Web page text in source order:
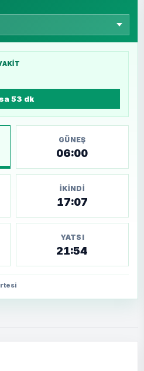
53 dk
GÜNEŞ
06:00
İKINDI
17:07
YATSI
21:54